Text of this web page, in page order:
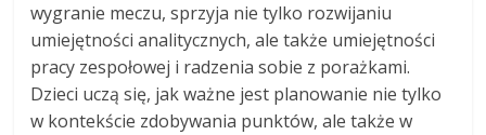
wygranie meczu, sprzyja nie tylko rozwijaniu
umiejętności analitycznych, ale także umiejętności
pracy zespołowej i radzenia sobie z porażkami.
Dzieci uczą się, jak ważne jest planowanie nie tylko
w kontekście zdobywania punktów, ale także w